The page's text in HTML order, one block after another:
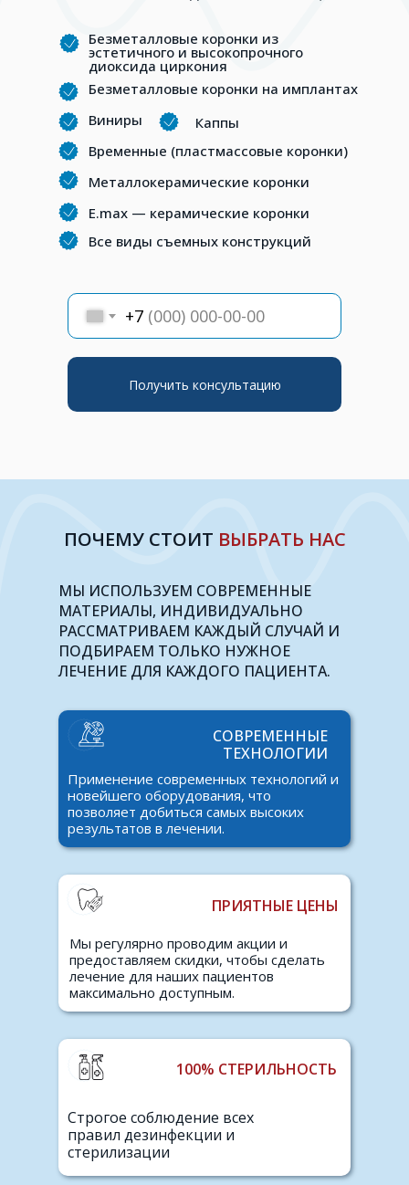
Безметалловые коронки из
эстетичного и высокопрочного
диоксида циркония
Безметалловые коронки на имплантах
Виниры
Временные (пластмассовые коронки)
Металлокерамические коронки
E.max — керамические коронки
Все виды съемных конструкций
Каппы
+7
Получить консультацию
СОВРЕМЕННЫЕ
ТЕХНОЛОГИИ
Применение современных технологий и
новейшего оборудования, что
позволяет добиться самых высоких
результатов в лечении.
ПРИЯТНЫЕ ЦЕНЫ
Мы регулярно проводим акции и
предоставляем скидки, чтобы сделать
лечение для наших пациентов
максимально доступным.
100% СТЕРИЛЬНОСТЬ
Строгое соблюдение всех
правил дезинфекции и
стерилизации
ПОЧЕМУ СТОИТ ВЫБРАТЬ НАС
МЫ ИСПОЛЬЗУЕМ СОВРЕМЕННЫЕ
МАТЕРИАЛЫ, ИНДИВИДУАЛЬНО
РАССМАТРИВАЕМ КАЖДЫЙ СЛУЧАЙ И
ПОДБИРАЕМ ТОЛЬКО НУЖНОЕ
ЛЕЧЕНИЕ ДЛЯ КАЖДОГО ПАЦИЕНТА.